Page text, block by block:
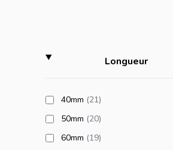
Longueurfilter
40mm (21products available
)
50mm (20products available
)
60mm (19products available
)